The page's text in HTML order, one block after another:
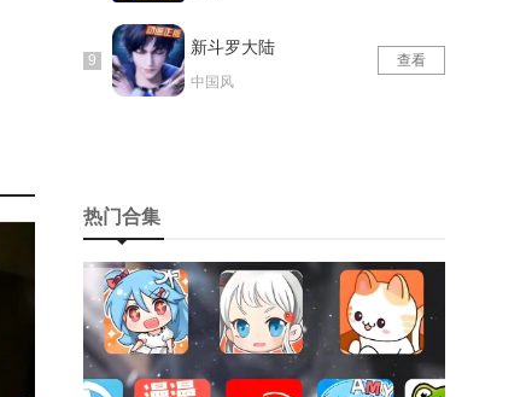
新斗罗大陆
中国风
查看
热门合集